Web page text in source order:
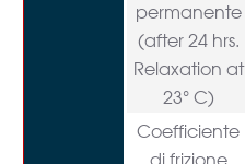
permanente
(after 24 hrs.
Relaxation at
23° C)
Coefficiente